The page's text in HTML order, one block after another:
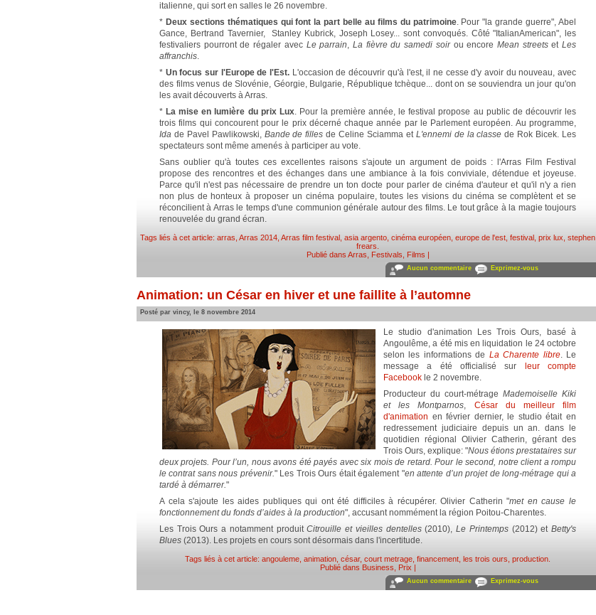
italienne, qui sort en salles le 26 novembre.
* Deux sections thématiques qui font la part belle au films du patrimoine. Pour "la grande guerre", Abel
Gance, Bertrand Tavernier, Stanley Kubrick, Joseph Losey... sont convoqués. Côté "ItalianAmerican", les
festivaliers pourront de régaler avec Le parrain, La fièvre du samedi soirou encore Mean streetsetLes
affranchis.
* Un focus sur l'Europe de l'Est. L'occasion de découvrir qu'à l'est, il ne cesse d'y avoir du nouveau, avec
des films venus de Slovénie, Géorgie, Bulgarie, République tchèque... dont on se souviendra un jour qu'on
les avait découverts à Arras.
* La mise en lumière du prix Lux. Pour la première année, le festival propose au public de découvrir les
trois films qui concourent pour le prix décerné chaque année par le Parlement européen. Au programme,
Ida de Pavel Pawlikowski, Bande de filles de Celine Sciamma et L'ennemi de la classe de Rok Bicek. Les
spectateurs sont même amenés à participer au vote.
Sans oublier qu'à toutes ces excellentes raisons s'ajoute un argument de poids : l'Arras Film Festival
propose des rencontres et des échanges dans une ambiance à la fois conviviale, détendue et joyeuse.
Parce qu'il n'est pas nécessaire de prendre un ton docte pour parler de cinéma d'auteur et qu'il n'y a rien
non plus de honteux à proposer un cinéma populaire, toutes les visions du cinéma se complètent et se
réconcilient à Arras le temps d'une communion générale autour des films. Le tout grâce à la magie toujours
renouvelée du grand écran.
Tags liés à cet article: arras Arras 2014 Arras film festival asia argento cinéma européen europe de l'est festival prix lux stephen
frears
Publié dans Arras Festivals Films |
Aucun commentaire Exprimez-vous
Animation: un César en hiver et une faillite à l’automne
Posté par vincy, le 8 novembre 2014
Le studio d'animation Les Trois Ours, basé à
Angoulême, a été mis en liquidation le 24 octobre
selon les informations de La Charente libre. Le
message a été officialisé sur
leur compte
Facebook le 2 novembre.
Producteur du court-métrage Mademoiselle Kiki
et les Montparnos, César du meilleur film
d'animation en février dernier, le studio était en
redressement judiciaire depuis un an. dans le
quotidien régional Olivier Catherin, gérant des
Trois Ours, explique: "Nous étions prestataires sur
deux projets. Pour l’un, nous avons été payés avec six mois de retard. Pour le second, notre client a rompu
le contrat sans nous prévenir." Les Trois Ours était également "en attente d’un projet de long-métrage qui a
tardé à démarrer."
A cela s'ajoute les aides publiques qui ont été difficiles à récupérer. Olivier Catherin "met en cause le
fonctionnement du fonds d’aides à la production", accusant nommément la région Poitou-Charentes.
Les Trois Ours a notamment produitCitrouille et vieilles dentelles(2010),Le Printemps(2012) etBetty's
Blues (2013). Les projets en cours sont désormais dans l'incertitude.
Tags liés à cet article: angouleme animation césar, court metrage financement les trois ours production
Publié dans Business Prix |
Aucun commentaire Exprimez-vous